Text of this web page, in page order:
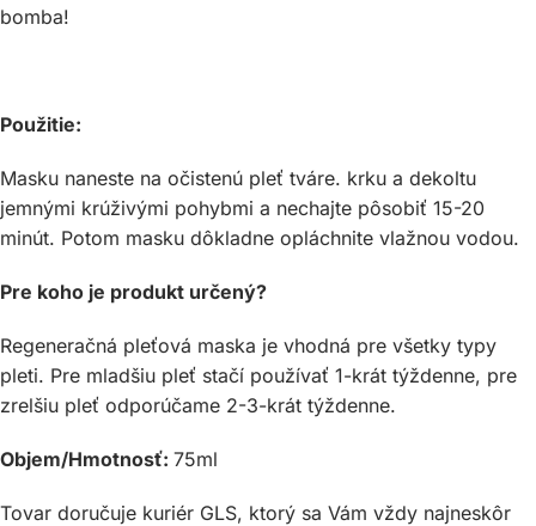
bomba!
Použitie:
Masku naneste na očistenú pleť tváre. krku a dekoltu
jemnými krúživými pohybmi a nechajte pôsobiť 15-20
minút. Potom masku dôkladne opláchnite vlažnou vodou.
Pre koho je produkt určený?
Regeneračná pleťová maska je vhodná pre všetky typy
pleti. Pre mladšiu pleť stačí používať 1-krát týždenne, pre
zrelšiu pleť odporúčame 2-3-krát týždenne.
Objem/Hmotnosť: 75ml
Tovar doručuje kuriér GLS, ktorý sa Vám vždy najneskôr